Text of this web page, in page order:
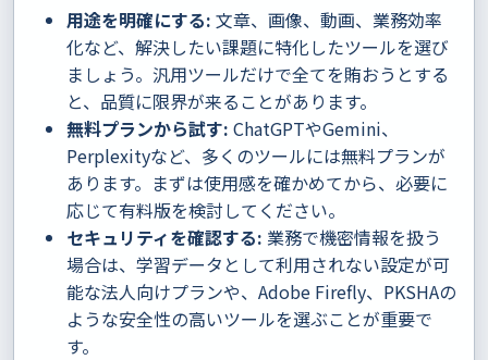
用途を明確にする: 文章、画像、動画、業務効率
化など、解決したい課題に特化したツールを選び
ましょう。汎用ツールだけで全てを賄おうとする
と、品質に限界が来ることがあります。
無料プランから試す: ChatGPTやGemini、
Perplexityなど、多くのツールには無料プランが
あります。まずは使用感を確かめてから、必要に
応じて有料版を検討してください。
セキュリティを確認する: 業務で機密情報を扱う
場合は、学習データとして利用されない設定が可
能な法人向けプランや、Adobe Firefly、PKSHAの
ような安全性の高いツールを選ぶことが重要で
す。